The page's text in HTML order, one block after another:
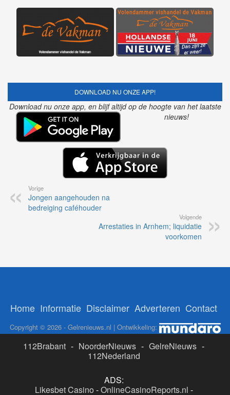
DOWNLOAD NU ONZE APP!
Download nu onze app, en blijf altijd op de hoogte van het laatste
nieuws!
Vorige
Jongen aangehouden na
bedreiging caféhouder
Volgende
Arrestaties in Arnhem; liquidatie
voorkomen
Home Informatie Disclaimer Adverteren Contact
Copyright © 2026 - Gelrenieuws.nl | Ontwikkeling:
112Brabant - NoorderNieuws - GelreNieuws -
112Nederland
ADS:
Likesbet Casino -OnlineCasinoReports.nl -